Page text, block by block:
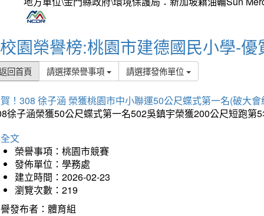
校園榮譽榜:桃園市建德國民小學-優
回首頁 請選擇榮譽事項 請選擇發佈單位
！308 徐子涵 榮獲桃園市中小聯運50公尺蝶式第一名(破大會
徐子涵榮獲50公尺蝶式第一名502吳鎮宇榮獲200公尺短跑
文
榮譽事項：桃園市競賽
發佈單位：學務處
建立時間：2026-02-23
瀏覽次數：219
發布者：體育組